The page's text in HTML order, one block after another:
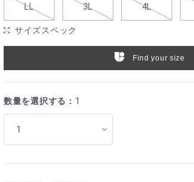
LL 3L 4L
サイズスペック
Find your size
数量を選択する： 1